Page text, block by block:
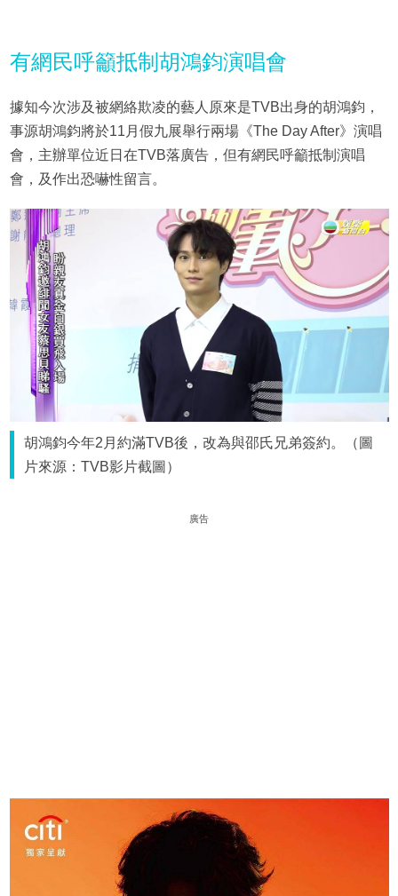
有網民呼籲抵制胡鴻鈞演唱會
據知今次涉及被網絡欺凌的藝人原來是TVB出身的胡鴻鈞，
事源胡鴻鈞將於11月假九展舉行兩場《The Day After》演唱
會，主辦單位近日在TVB落廣告，但有網民呼籲抵制演唱
會，及作出恐嚇性留言。
胡鴻鈞今年2月約滿TVB後，改為與邵氏兄弟簽約。（圖
片來源：TVB影片截圖）
廣告